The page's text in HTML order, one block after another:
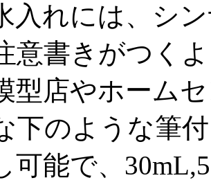
入れには、シ
意書きがつく
型店やホーム
下のような筆
可能で、